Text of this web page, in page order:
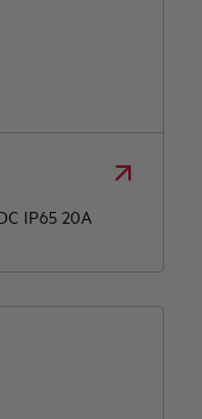
IP65 20A